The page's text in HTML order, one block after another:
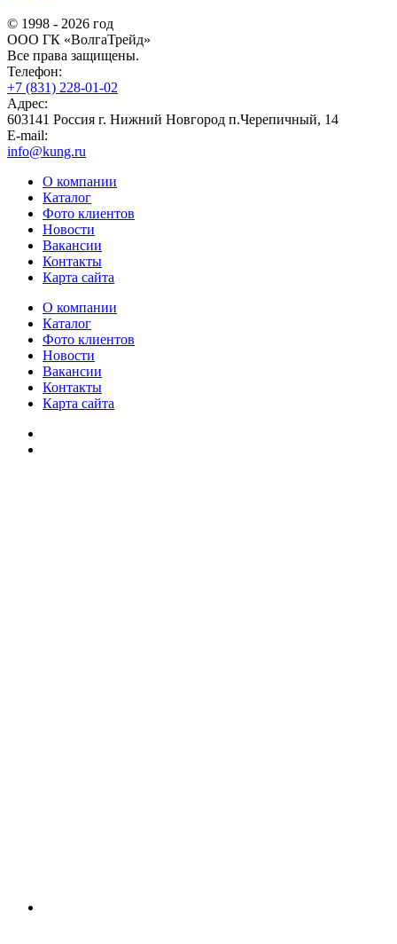
© 1998 - 2026 год
ООО ГК «ВолгаТрейд»
Все права защищены.
Телефон:
+7 (831) 228-01-02
Адрес:
603141 Россия г. Нижний Новгород п.Черепичный, 14
E-mail:
info@kung.ru
О компании
Каталог
Фото клиентов
Новости
Вакансии
Контакты
Карта сайта
О компании
Каталог
Фото клиентов
Новости
Вакансии
Контакты
Карта сайта